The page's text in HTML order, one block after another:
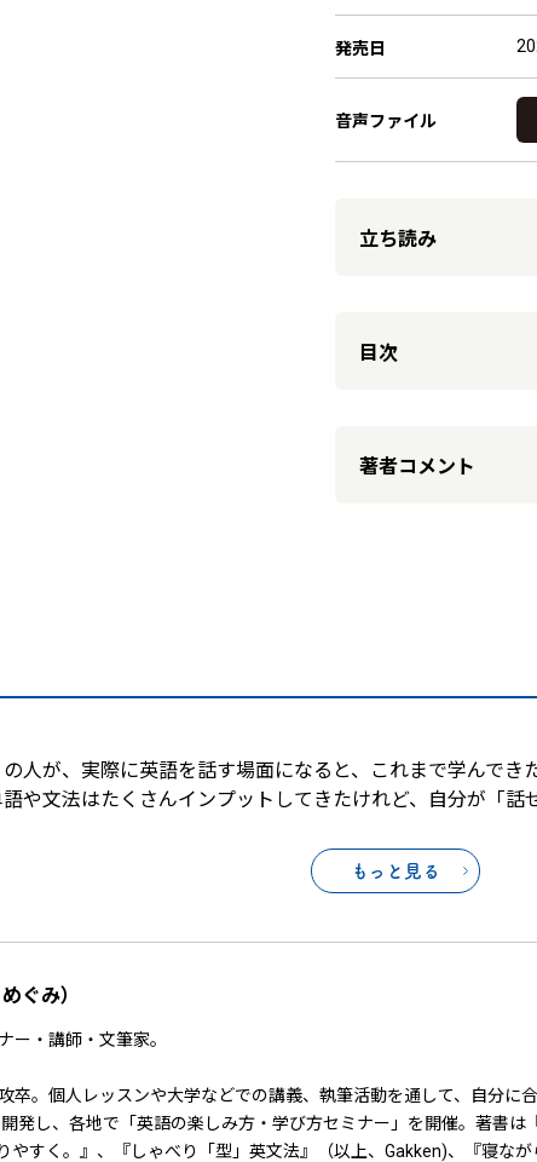
発売日
音声ファイル
立ち読み
目次
著者コメント
人が、実際に英語を話す場面になると、これまで学んで
や文法はたくさんインプットしてきたけれど、自分が「
もっと見る
ぐみ）
ー・講師・文筆家。
卒。個人レッスンや大学などでの講義、執筆活動を通して、自分に
発し、各地で「英語の楽しみ方・学び方セミナー」を開催。著書は
やすく。』、『しゃべり「型」英文法』（以上、Gakken)、『寝な